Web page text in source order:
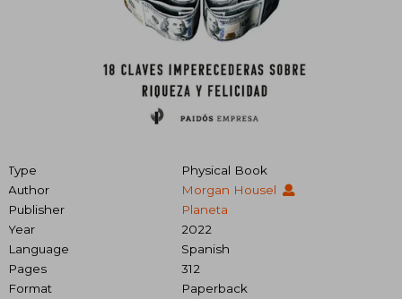
Type
Physical Book
Author
Morgan Housel
Publisher
Planeta
Year
2022
Language
Spanish
Pages
312
Format
Paperback